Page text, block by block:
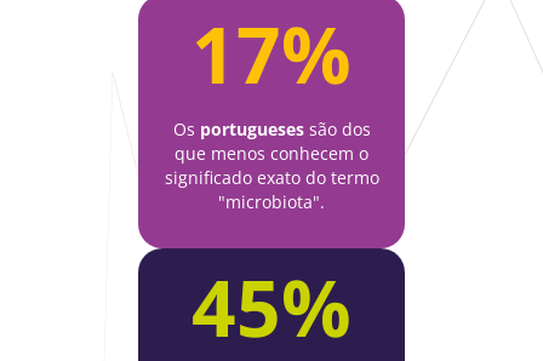
17%
Os portuguesessão dos
que menos conhecem o
significado exato do termo
"microbiota".
45%